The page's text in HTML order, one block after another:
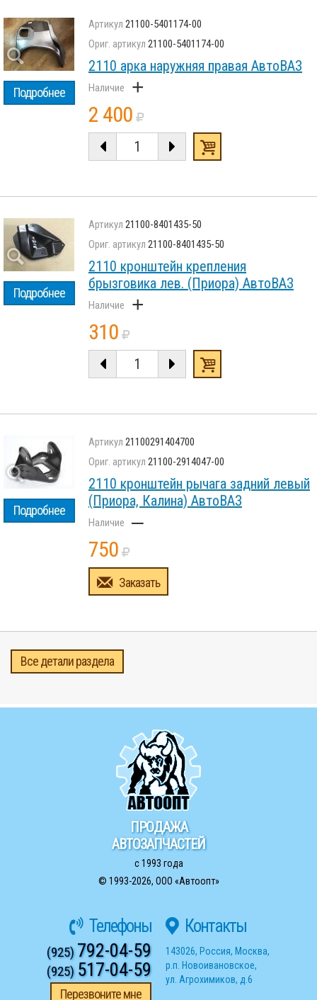
Подробнее
21100-5401174-00
21100-5401174-00
2110 арка наружняя правая АвтоВАЗ
+
2 400
Подробнее
21100-8401435-50
21100-8401435-50
2110 кронштейн крепления
брызговика лев. (Приора) АвтоВАЗ
+
310
Подробнее
21100291404700
21100-2914047-00
2110 кронштейн рычага задний левый
(Приора, Калина) АвтоВАЗ
–
750
Заказать
Все детали раздела
ПРОДАЖА
АВТОЗАПЧАСТЕЙ
с 1993 года
© 1993-2026, ООО «Автоопт»
Телефоны
(925)792-04-59
(925) 517-04-59
Перезвоните мне
Контакты
143026, Россия, Москва,
р.п. Новоивановское,
ул. Агрохимиков, д.6